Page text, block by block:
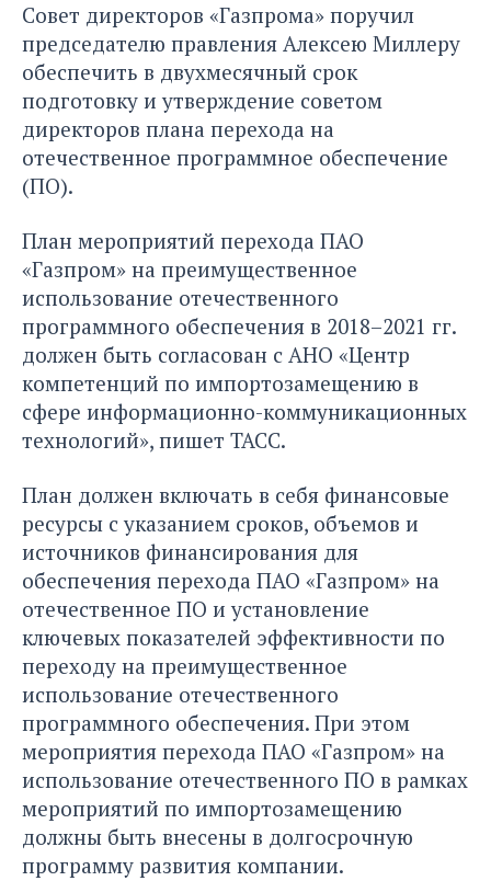
Совет директоров «Газпрома» поручил
председателю правления Алексею Миллеру
обеспечить в двухмесячный срок
подготовку и утверждение советом
директоров плана перехода на
отечественное программное обеспечение
(ПО).
План мероприятий перехода ПАО
«Газпром» на преимущественное
использование отечественного
программного обеспечения в 2018–2021 гг.
должен быть согласован с АНО «Центр
компетенций по импортозамещению в
сфере информационно-коммуникационных
технологий», пишет ТАСС.
План должен включать в себя финансовые
ресурсы с указанием сроков, объемов и
источников финансирования для
обеспечения перехода ПАО «Газпром» на
отечественное ПО и установление
ключевых показателей эффективности по
переходу на преимущественное
использование отечественного
программного обеспечения. При этом
мероприятия перехода ПАО «Газпром» на
использование отечественного ПО в рамках
мероприятий по импортозамещению
должны быть внесены в долгосрочную
программу развития компании.